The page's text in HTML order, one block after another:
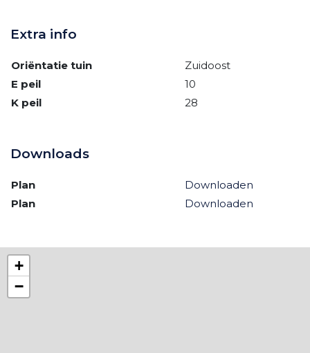
Extra info
Oriëntatie tuin
Zuidoost
E peil
10
K peil
28
Downloads
Plan
Downloaden
Plan
Downloaden
+
−